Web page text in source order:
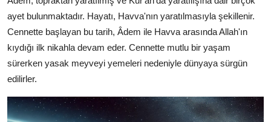
ayet bulunmaktadır. Hayatı, Havva'nın yaratılmasıyla şekillenir.
Cennette başlayan bu tarih, Âdem ile Havva arasında Allah'ın
kıydığı ilk nikahla devam eder. Cennette mutlu bir yaşam
sürerken yasak meyveyi yemeleri nedeniyle dünyaya sürgün
edilirler.